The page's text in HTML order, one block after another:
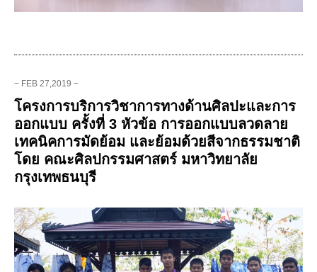
− FEB 27,2019 −
โครงการบริการวิชาการทางด้านศิลปะและการ
ออกแบบ ครั้งที่ 3 หัวข้อ การออกแบบลวดลาย
เทคนิคการมัดย้อม และย้อมด้วยสีจากธรรมชาติ
โดย คณะศิลปกรรมศาสตร์ มหาวิทยาลัย
กรุงเทพธนบุรี